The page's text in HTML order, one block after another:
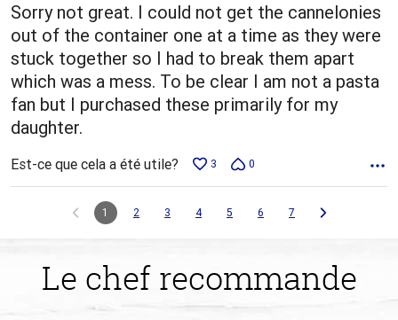
Sorry not great. I could not get the cannelonies
out of the container one at a time as they were
stuck together so I had to break them apart
which was a mess. To be clear I am not a pasta
fan but I purchased these primarily for my
daughter.
Est-ce que cela a été utile? 3 0
1 2 3 4 5 6 7
Le chef recommande